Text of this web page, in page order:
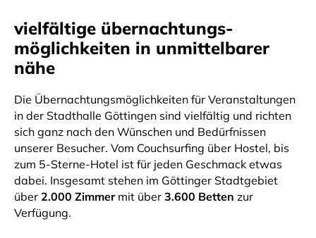
vielfältige übernachtungs-
möglichkeiten in unmittelbarer
nähe
Die Übernachtungsmöglichkeiten für Veranstaltungen
in der Stadthalle Göttingen sind vielfältig und richten
sich ganz nach den Wünschen und Bedürfnissen
unserer Besucher. Vom Couchsurfing über Hostel, bis
zum 5-Sterne-Hotel ist für jeden Geschmack etwas
dabei. Insgesamt stehen im Göttinger Stadtgebiet
über 2.000 Zimmermit über 3.600 Betten zur
Verfügung.